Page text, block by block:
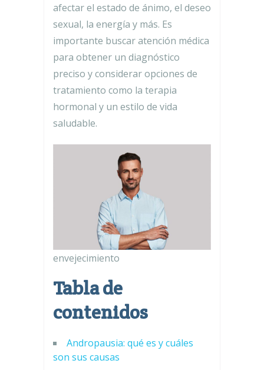
afectar el estado de ánimo, el deseo
sexual, la energía y más. Es
importante buscar atención médica
para obtener un diagnóstico
preciso y considerar opciones de
tratamiento como la terapia
hormonal y un estilo de vida
saludable.
envejecimiento
Tabla de
contenidos
Andropausia: qué es y cuáles
son sus causas